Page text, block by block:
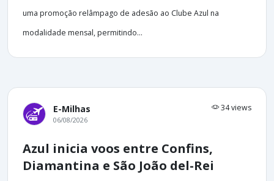
uma promoção relâmpago de adesão ao Clube Azul na
modalidade mensal, permitindo...
E-Milhas 34 views
06/08/2026
Azul inicia voos entre Confins,
Diamantina e São João del-Rei